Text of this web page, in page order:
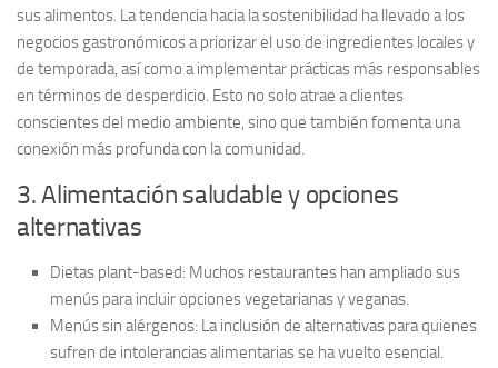
sus alimentos. La tendencia hacia lasostenibilidad ha llevado a los
negocios gastronómicos a priorizar el uso de ingredientes locales y
de temporada, así como a implementar prácticas más responsables
en términos de desperdicio. Esto no solo atrae a clientes
conscientes del medio ambiente, sino que también fomenta una
conexión más profunda con la comunidad.
3. Alimentación saludable y opciones
alternativas
Dietas plant-based: Muchos restaurantes han ampliado sus
menús para incluir opciones vegetarianas y veganas.
Menús sin alérgenos: La inclusión de alternativas para quienes
sufren de intolerancias alimentarias se ha vuelto esencial.